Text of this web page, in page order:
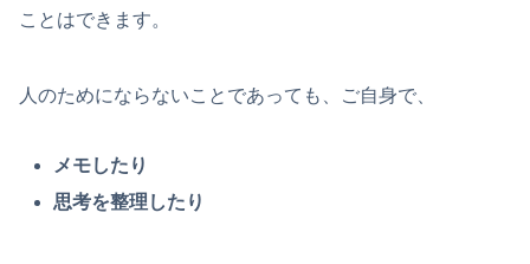
ことはできます。
人のためにならないことであっても、ご自身で、
メモしたり
思考を整理したり